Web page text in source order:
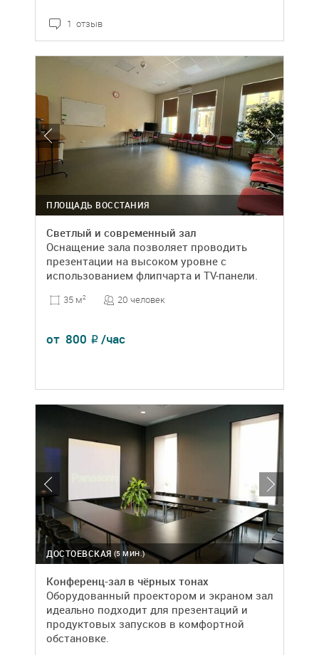
1 отзыв
ПЛОЩАДЬ ВОССТАНИЯ
Светлый и современный зал
Оснащение зала позволяет проводить
презентации на высоком уровне с
использованием флипчарта и TV-панели.
35 м2 20 человек
от 800 ₽ /час
(5 МИН.)
ДОСТОЕВСКАЯ
Конференц-зал в чёрных тонах
Оборудованный проектором и экраном зал
идеально подходит для презентаций и
продуктовых запусков в комфортной
обстановке.